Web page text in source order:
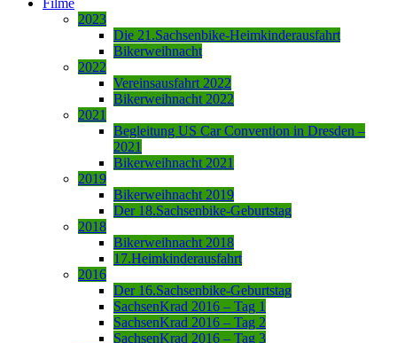
2023
Die 21.Sachsenbike-Heimkinderausfahrt
Bikerweihnacht
2022
Vereinsausfahrt 2022
Bikerweihnacht 2022
2021
Begleitung US Car Convention in Dresden –
2021
Bikerweihnacht 2021
2019
Bikerweihnacht 2019
Der 18.Sachsenbike-Geburtstag
2018
Bikerweihnacht 2018
17.Heimkinderausfahrt
2016
Der 16.Sachsenbike-Geburtstag
SachsenKrad 2016 – Tag 1
SachsenKrad 2016 – Tag 2
SachsenKrad 2016 – Tag 3